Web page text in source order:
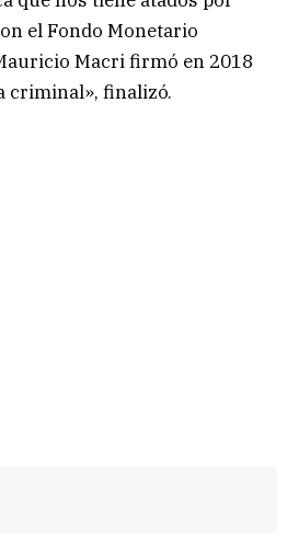
el Fondo Monetario
Macri firmó en 2018
criminal», finalizó.